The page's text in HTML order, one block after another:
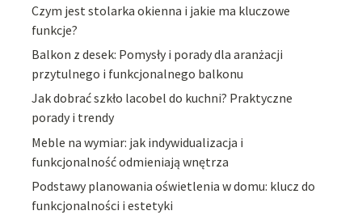
Czym jest stolarka okienna i jakie ma kluczowe
funkcje?
Balkon z desek: Pomysły i porady dla aranżacji
przytulnego i funkcjonalnego balkonu
Jak dobrać szkło lacobel do kuchni? Praktyczne
porady i trendy
Meble na wymiar: jak indywidualizacja i
funkcjonalność odmieniają wnętrza
Podstawy planowania oświetlenia w domu: klucz do
funkcjonalności i estetyki